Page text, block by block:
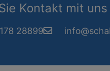
Kontakt mit
28899